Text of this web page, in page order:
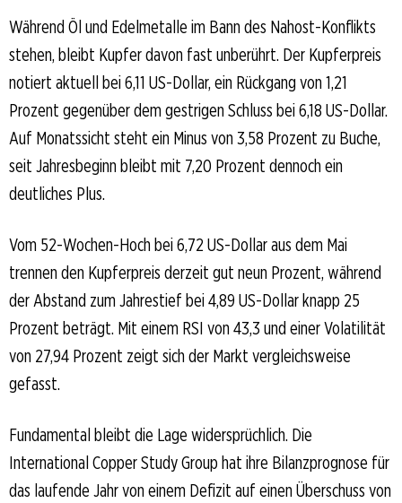
Während Öl und Edelmetalle im Bann des Nahost-Konflikts
stehen, bleibt Kupfer davon fast unberührt. Der Kupferpreis
notiert aktuell bei 6,11 US-Dollar, ein Rückgang von 1,21
Prozent gegenüber dem gestrigen Schluss bei 6,18 US-Dollar.
Auf Monatssicht steht ein Minus von 3,58 Prozent zu Buche,
seit Jahresbeginn bleibt mit 7,20 Prozent dennoch ein
deutliches Plus.
Vom 52-Wochen-Hoch bei 6,72 US-Dollar aus dem Mai
trennen den Kupferpreis derzeit gut neun Prozent, während
der Abstand zum Jahrestief bei 4,89 US-Dollar knapp 25
Prozent beträgt. Mit einem RSI von 43,3 und einer Volatilität
von 27,94 Prozent zeigt sich der Markt vergleichsweise
gefasst.
Fundamental bleibt die Lage widersprüchlich. Die
International Copper Study Group hat ihre Bilanzprognose für
das laufende Jahr von einem Defizit auf einen Überschuss von